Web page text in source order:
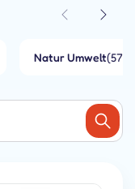
Natur Umwelt(573)